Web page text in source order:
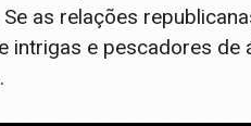
as relações
e pescadores de